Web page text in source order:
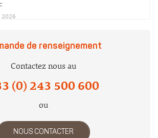
2026
de renseignement
Contactez nous au
(0) 243 500 600
ou
NOUS CONTACTER